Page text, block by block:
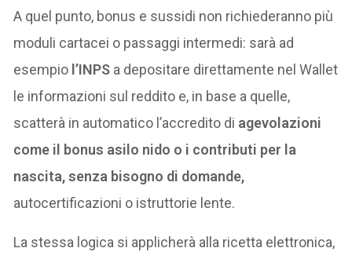
A quel punto, bonus e sussidi non richiederanno più
moduli cartacei o passaggi intermedi: sarà ad
esempio l’INPS a depositare direttamente nel Wallet
le informazioni sul reddito e, in base a quelle,
scatterà in automatico l’accredito di agevolazioni
come il bonus asilo nido o i contributi per la
nascita, senza bisogno di domande,
autocertificazioni o istruttorie lente.
La stessa logica si applicherà alla ricetta elettronica,